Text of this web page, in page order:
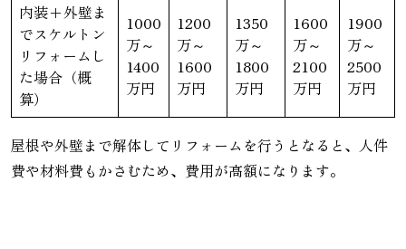
内装+外壁ま
でスケルトン
リフォームし
た場合（概
算）
1000
万～
1400
万円
1200
万～
1600
万円
1350
万～
1800
万円
1600
万～
2100
万円
1900
万～
2500
万円
屋根や外壁まで解体してリフォームを行うとなると、人件
費や材料費もかさむため、費用が高額になります。